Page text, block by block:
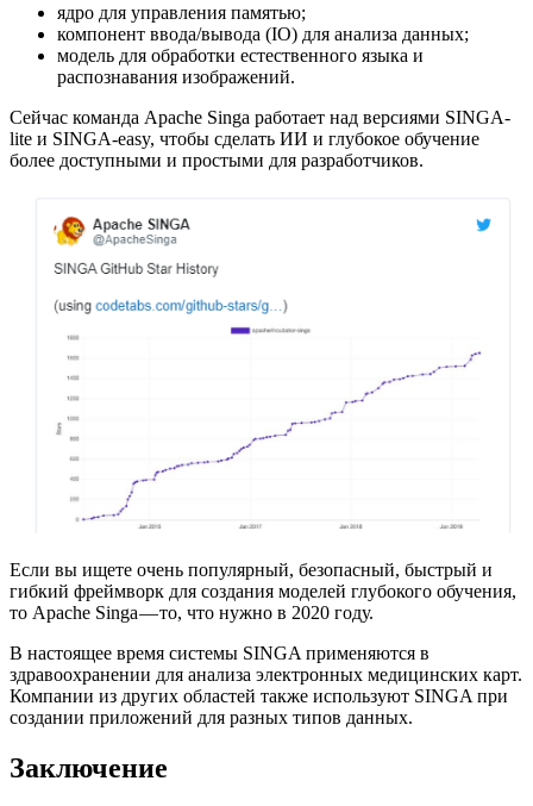
ядро для управления памятью;
компонент ввода/вывода (IO) для анализа данных;
модель для обработки естественного языка и
распознавания изображений.
Сейчас команда Apache Singa работает над версиями SINGA-
lite и SINGA-easy, чтобы сделать ИИ и глубокое обучение
более доступными и простыми для разработчиков.
Если вы ищете очень популярный, безопасный, быстрый и
гибкий фреймворк для создания моделей глубокого обучения,
то Apache Singa — то, что нужно в 2020 году.
В настоящее время системы SINGA применяются в
здравоохранении для анализа электронных медицинских карт.
Компании из других областей также используют SINGA при
создании приложений для разных типов данных.
Заключение